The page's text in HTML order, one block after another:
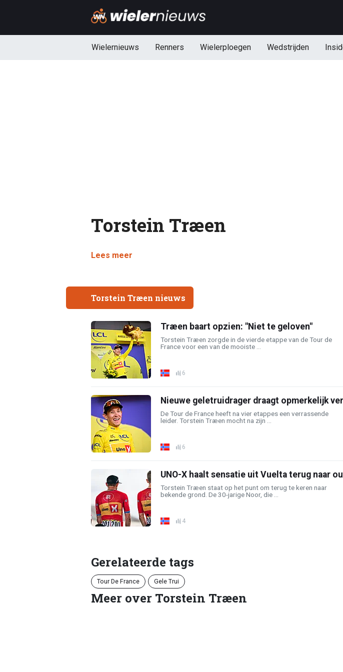
Wielernieuws Renners Wielerploegen Wedstrijden
Torstein Træen
Lees meer
Torstein Træen nieuws
Træen baart opzien: "Niet te geloven"
Torstein Træen zorgde in de vierde etappe van de Tour de
France voor een van de mooiste ...
6
Nieuwe geletruidrager draagt opmerkelijk
De Tour de France heeft na vier etappes een verrassende
leider. Torstein Træen mocht na zijn ...
6
UNO-X haalt sensatie uit Vuelta terug naar
Torstein Træen staat op het punt om terug te keren naar
bekende grond. De 30-jarige Noor, die ...
4
Gerelateerde tags
Tour De France Gele Trui
Meer over Torstein Træen